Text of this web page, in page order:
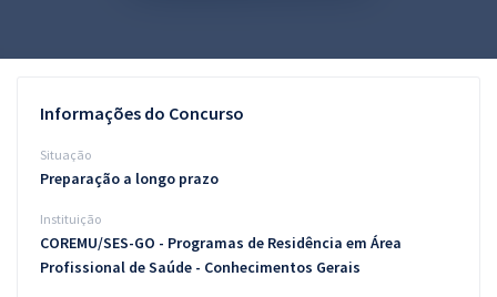
Blog
Aprovados
Informações do Concurso
Situação
Preparação a longo prazo
Instituição
COREMU/SES-GO - Programas de Residência em Área
Profissional de Saúde - Conhecimentos Gerais